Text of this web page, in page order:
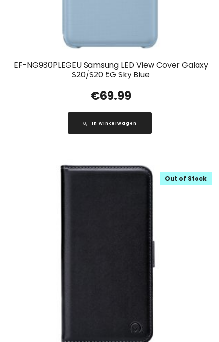
EF-NG980PLEGEU Samsung LED View Cover Galaxy
S20/S20 5G Sky Blue
€69.99
In winkelwagen
Out of Stock